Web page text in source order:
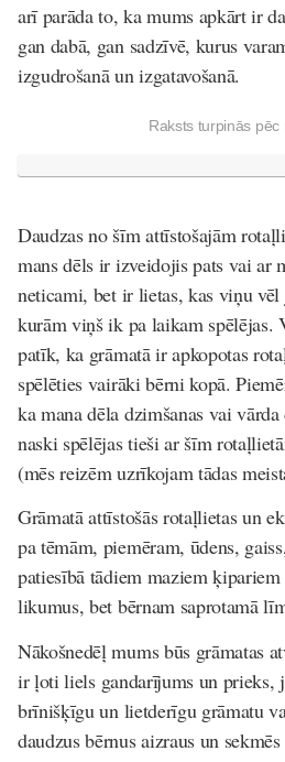
arī parāda to, ka mums apkārt ir
gan dabā, gan sadzīvē, kurus
izgudrošanā un izgatavošanā.
Raksts turpinās pēc
Daudzas no šīm attīstošajām
mans dēls ir izveidojis pats vai ar
neticami, bet ir lietas, kas viņu
kurām viņš ik pa laikam spēlējas.
patīk, ka grāmatā ir apkopotas
spēlēties vairāki bērni kopā.
ka mana dēla dzimšanas vai
naski spēlējas tieši ar šīm
(mēs reizēm uzrīkojam tādas
Grāmatā attīstošās rotaļlietas un
pa tēmām, piemēram, ūdens,
patiesībā tādiem maziem
likumus, bet bērnam saprotamā
Nākošnedēļ mums būs grāmatas
ir ļoti liels gandarījums un prieks,
brīnišķīgu un lietderīgu grāmatu
daudzus bērnus aizraus un